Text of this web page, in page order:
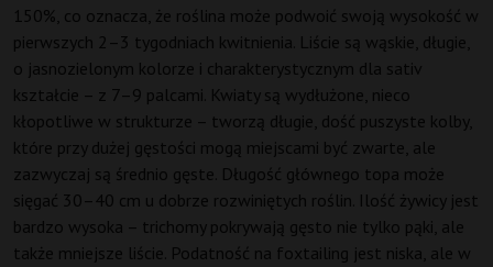
150%, co oznacza, że roślina może podwoić swoją wysokość w
pierwszych 2–3 tygodniach kwitnienia. Liście są wąskie, długie,
o jasnozielonym kolorze i charakterystycznym dla sativ
kształcie – z 7–9 palcami. Kwiaty są wydłużone, nieco
kłopotliwe w strukturze – tworzą długie, dość puszyste kolby,
które przy dużej gęstości mogą miejscami być zwarte, ale
zazwyczaj są średnio gęste. Długość głównego topa może
sięgać 30–40 cm u dobrze rozwiniętych roślin. Ilość żywicy jest
bardzo wysoka – trichomy pokrywają gęsto nie tylko pąki, ale
także mniejsze liście. Podatność na foxtailing jest niska, ale w